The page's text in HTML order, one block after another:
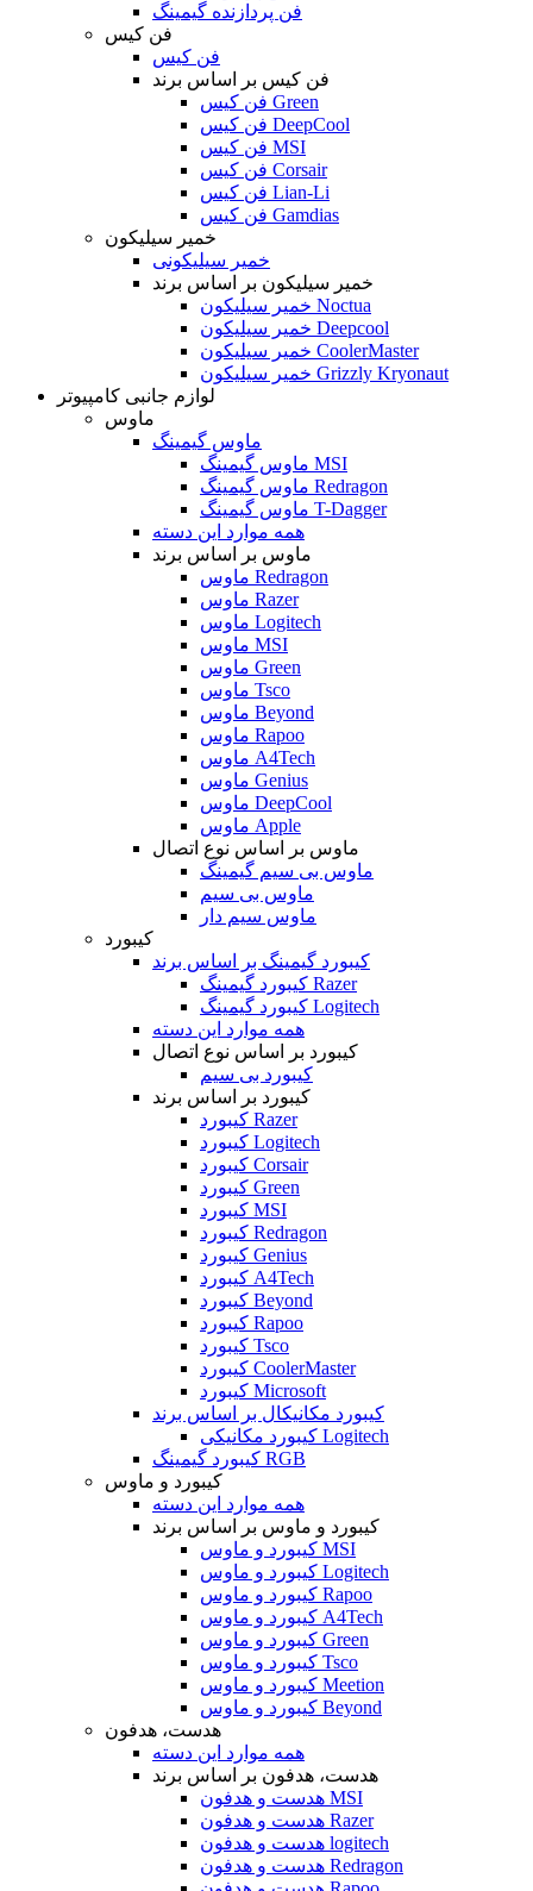
فن پردازنده گیمینگ
فن کیس
فن کیس
فن کیس بر اساس برند
فن کیس Green
فن کیس DeepCool
فن کیس MSI
فن کیس Corsair
فن کیس Lian-Li
فن کیس Gamdias
خمیر سیلیکون
خمیر سیلیکونی
خمیر سیلیکون بر اساس برند
خمیر سیلیکون Noctua
خمیر سیلیکون Deepcool
خمیر سیلیکون CoolerMaster
خمیر سیلیکون Grizzly Kryonaut
لوازم جانبی کامپیوتر
ماوس
ماوس گیمینگ
ماوس گیمینگ MSI
ماوس گیمینگ Redragon
ماوس گیمینگ T-Dagger
همه موارد این دسته
ماوس بر اساس برند
ماوس Redragon
ماوس Razer
ماوس Logitech
ماوس MSI
ماوس Green
ماوس Tsco
ماوس Beyond
ماوس Rapoo
ماوس A4Tech
ماوس Genius
ماوس DeepCool
ماوس Apple
ماوس بر اساس نوع اتصال
ماوس بی سیم گیمینگ
ماوس بی سیم
ماوس سیم دار
کیبورد
کیبورد گیمینگ بر اساس برند
کیبورد گیمینگ Razer
کیبورد گیمینگ Logitech
همه موارد این دسته
کیبورد بر اساس نوع اتصال
کیبورد بی سیم
کیبورد بر اساس برند
کیبورد Razer
کیبورد Logitech
کیبورد Corsair
کیبورد Green
کیبورد MSI
کیبورد Redragon
کیبورد Genius
کیبورد A4Tech
کیبورد Beyond
کیبورد Rapoo
کیبورد Tsco
کیبورد CoolerMaster
کیبورد Microsoft
کیبورد مکانیکال بر اساس برند
کیبورد مکانیکی Logitech
کیبورد گیمینگ RGB
کیبورد و ماوس
همه موارد این دسته
کیبورد و ماوس بر اساس برند
کیبورد و ماوس MSI
کیبورد و ماوس Logitech
کیبورد و ماوس Rapoo
کیبورد و ماوس A4Tech
کیبورد و ماوس Green
کیبورد و ماوس Tsco
کیبورد و ماوس Meetion
کیبورد و ماوس Beyond
هدست، هدفون
همه موارد این دسته
هدست، هدفون بر اساس برند
هدست و هدفون MSI
هدست و هدفون Razer
هدست و هدفون logitech
هدست و هدفون Redragon